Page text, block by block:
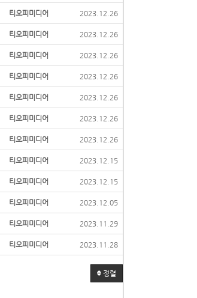
티오피미디어 2023.12.26
티오피미디어 2023.12.26
티오피미디어 2023.12.26
티오피미디어 2023.12.26
티오피미디어 2023.12.26
티오피미디어 2023.12.26
티오피미디어 2023.12.26
티오피미디어 2023.12.15
티오피미디어 2023.12.15
티오피미디어 2023.12.05
티오피미디어 2023.11.29
티오피미디어 2023.11.28
정렬